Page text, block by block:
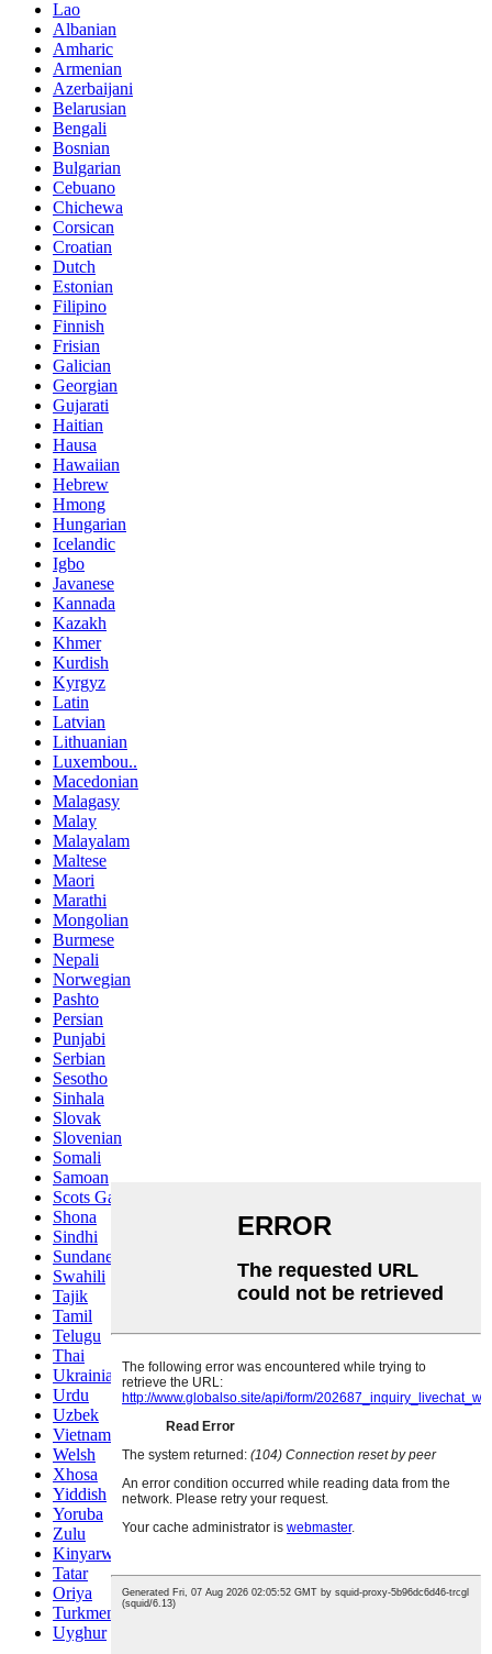
Lao
Albanian
Amharic
Armenian
Azerbaijani
Belarusian
Bengali
Bosnian
Bulgarian
Cebuano
Chichewa
Corsican
Croatian
Dutch
Estonian
Filipino
Finnish
Frisian
Galician
Georgian
Gujarati
Haitian
Hausa
Hawaiian
Hebrew
Hmong
Hungarian
Icelandic
Igbo
Javanese
Kannada
Kazakh
Khmer
Kurdish
Kyrgyz
Latin
Latvian
Lithuanian
Luxembou..
Macedonian
Malagasy
Malay
Malayalam
Maltese
Maori
Marathi
Mongolian
Burmese
Nepali
Norwegian
Pashto
Persian
Punjabi
Serbian
Sesotho
Sinhala
Slovak
Slovenian
Somali
Samoan
Scots Gaelic
Shona
Sindhi
Sundanese
Swahili
Tajik
Tamil
Telugu
Thai
Ukrainian
Urdu
Uzbek
Vietnamese
Welsh
Xhosa
Yiddish
Yoruba
Zulu
Kinyarwanda
Tatar
Oriya
Turkmen
Uyghur